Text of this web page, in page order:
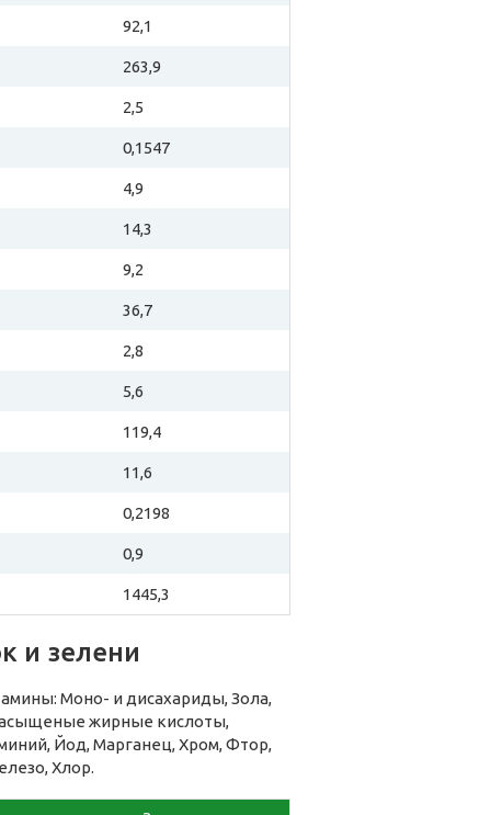
92,1
263,9
2,5
0,1547
4,9
14,3
9,2
36,7
2,8
5,6
119,4
11,6
0,2198
0,9
1445,3
и зелени
Моно- и дисахариды, Зола,
жирные кислоты,
Йод, Марганец, Хром, Фтор,
Хлор.